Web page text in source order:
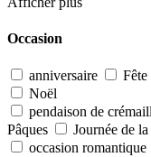
Occasion
anniversaire Fête
Noël
pendaison de
Pâques
Journée de
occasion romantique